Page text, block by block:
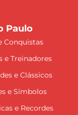
Paulo
Conquistas
e Treinadores
e Clássicos
e Símbolos
e Recordes